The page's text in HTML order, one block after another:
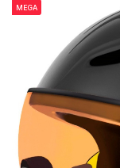
MEGA